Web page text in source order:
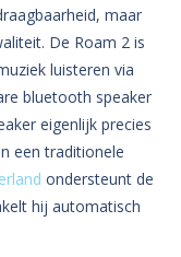
maar
De Roam 2 is
luisteren via
bluetooth speaker
eigenlijk precies
een traditionele
ondersteunt de
hij automatisch